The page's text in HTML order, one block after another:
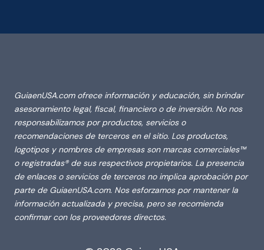
GuiaenUSA.com ofrece información y educación, sin brindar
asesoramiento legal, fiscal, financiero o de inversión. No nos
responsabilizamos por productos, servicios o
recomendaciones de terceros en el sitio. Los productos,
logotipos y nombres de empresas son marcas comerciales™
o registradas® de sus respectivos propietarios. La presencia
de enlaces o servicios de terceros no implica aprobación por
parte de GuiaenUSA.com. Nos esforzamos por mantener la
información actualizada y precisa, pero se recomienda
confirmar con los proveedores directos.